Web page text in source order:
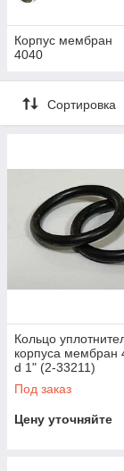
Корпус мембран
4040
Сортировка
Кольцо
корпуса мембран
d 1" (2-33211)
Под заказ
Цену уточняйте